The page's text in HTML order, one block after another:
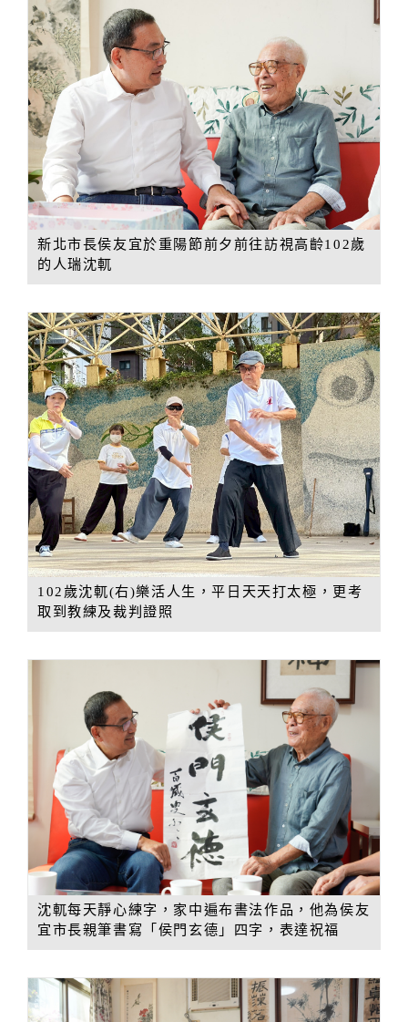
新北市長侯友宜於重陽節前夕前往訪視高齡102歲
的人瑞沈軏
102歲沈軏(右)樂活人生，平日天天打太極，更考
取到教練及裁判證照
沈軏每天靜心練字，家中遍布書法作品，他為侯友
宜市長親筆書寫「侯門玄德」四字，表達祝福